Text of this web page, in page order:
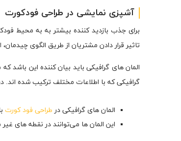
آشپزی نمایشی در طراحی فودکورت
برای جذب بازدید کننده بیشتر به به محیط
تاثیر قرار دادن مشتریان از طریق الگوی
المان های گرافیکی باید بیان کننده این باشد
گرافیکی که با اطلاعات مختلف ترکیب شده اند.
المان های گرافیکی در طراحی فود کورت
این المان ها می‌توانند در نقطه های